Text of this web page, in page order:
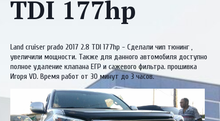
TDI 177hp
Land cruiser prado 2017 2.8 TDI 177hp - Сделали чип тюнинг ,
увеличили мощности. Также для данного автомобиля доступно
полное удаление клапана ЕГР и сажевого фильтра. прошивка
Игоря VD. Время работ от 30 минут до 3 часов.